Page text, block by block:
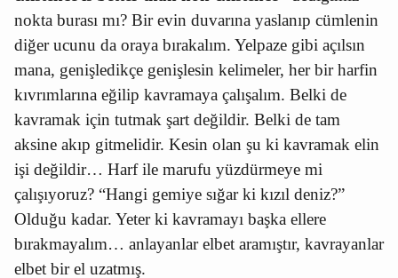
nokta burası mı? Bir evin duvarına yaslanıp cümlenin
diğer ucunu da oraya bırakalım. Yelpaze gibi açılsın
mana, genişledikçe genişlesin kelimeler, her bir harfin
kıvrımlarına eğilip kavramaya çalışalım. Belki de
kavramak için tutmak şart değildir. Belki de tam
aksine akıp gitmelidir. Kesin olan şu ki kavramak elin
işi değildir… Harf ile marufu yüzdürmeye mi
çalışıyoruz? “Hangi gemiye sığar ki kızıl deniz?”
Olduğu kadar. Yeter ki kavramayı başka ellere
bırakmayalım… anlayanlar elbet aramıştır, kavrayanlar
elbet bir el uzatmış.